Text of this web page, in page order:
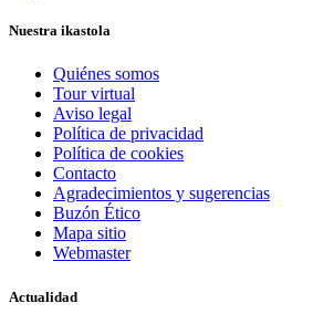
Nuestra ikastola
Quiénes somos
Tour virtual
Aviso legal
Política de privacidad
Política de cookies
Contacto
Agradecimientos y sugerencias
Buzón Ético
Mapa sitio
Webmaster
Actualidad